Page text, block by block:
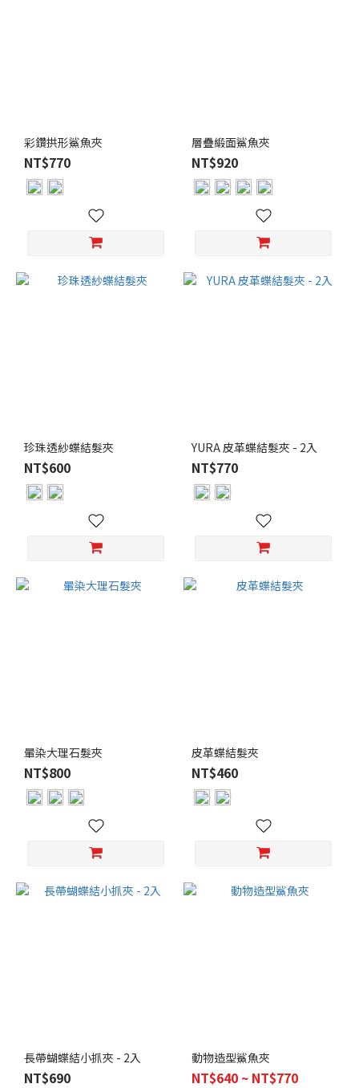
彩鑽拱形鯊魚夾
NT$770
層疊緞面鯊魚夾
NT$920
珍珠透紗蝶結髮夾
NT$600
YURA 皮革蝶結髮夾 - 2入
NT$770
暈染大理石髮夾
NT$800
皮革蝶結髮夾
NT$460
長帶蝴蝶結小抓夾 - 2入
NT$690
動物造型鯊魚夾
NT$640 ~ NT$770